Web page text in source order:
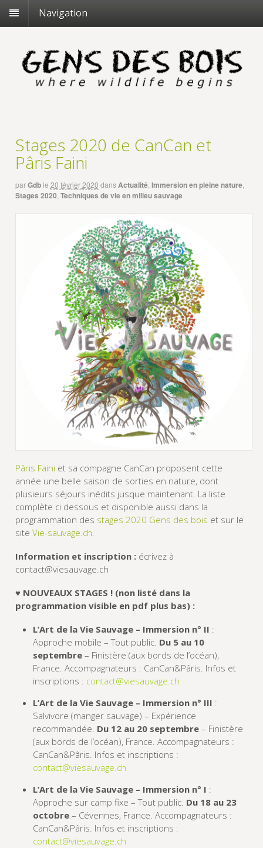
Navigation
Stages 2020 de CanCan et
Pâris Faini
parGdb le 20 février 2020 dans Actualité, Immersion en pleine nature,
Stages 2020 Techniques de vie en milieu sauvage
Pâris Faini et sa compagne CanCan proposent cette
année une belle saison de sorties en nature, dont
plusieurs séjours inédits jusque maintenant. La liste
complète ci dessous et disponible aussi dans la
programmation des stages 2020 Gens des bois et sur le
site Vie-sauvage.ch.
Information et inscription :écrivez à
contact@viesauvage.ch
♥ NOUVEAUX STAGES ! (non listé dans la
programmation visible en pdf plus bas) :
L’Art de la Vie Sauvage – Immersion n° II :
Approche mobile – Tout public. Du 5 au 10
septembre– Finistère (aux bords de l’océan),
France. Accompagnateurs : CanCan&Pâris. Infos et
inscriptions : contact@viesauvage.ch
L’Art de la Vie Sauvage – Immersion n° III :
Salvivore (manger sauvage) – Expérience
recommandée. Du 12 au 20 septembre– Finistère
(aux bords de l’océan), France. Accompagnateurs :
CanCan&Pâris. Infos et inscriptions :
contact@viesauvage.ch
L’Art de la Vie Sauvage – Immersion n° I :
Approche sur camp fixe – Tout public. Du 18 au 23
octobre– Cévennes, France. Accompagnateurs :
CanCan&Pâris. Infos et inscriptions :
contact@viesauvage.ch